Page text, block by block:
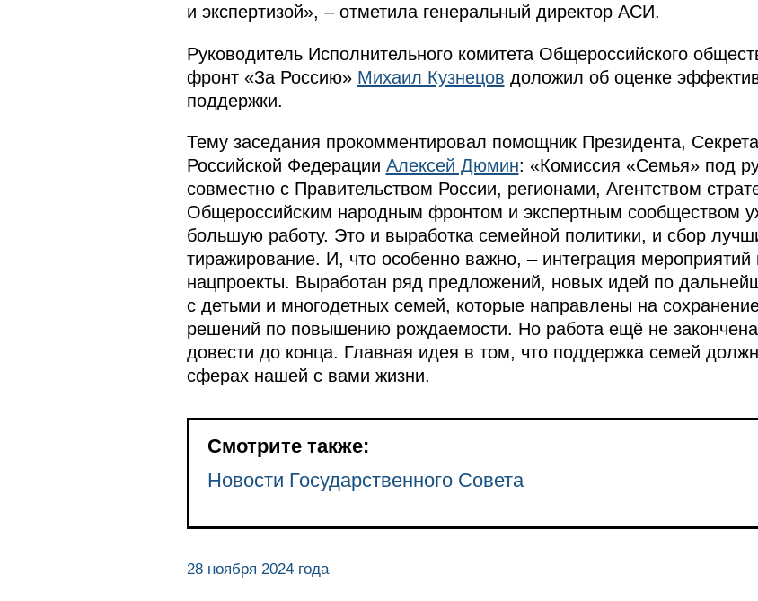
и экспертизой», – отметила генеральный директор АСИ.
Руководитель Исполнительного комитета Общероссийского
фронт «За Россию» Михаил Кузнецов доложил об оценке
поддержки.
Тему заседания прокомментировал помощник Президента,
Российской Федерации Алексей Дюмин: «Комиссия «Семья» под
совместно с Правительством России, регионами, Агентством
Общероссийским народным фронтом и экспертным сообществом
большую работу. Это и выработка семейной политики, и сбор
тиражирование. И, что особенно важно, – интеграция
нацпроекты. Выработан ряд предложений, новых идей по
с детьми и многодетных семей, которые направлены на
решений по повышению рождаемости. Но работа ещё не
довести до конца. Главная идея в том, что поддержка семей
сферах нашей с вами жизни.
Смотрите также:
Новости Государственного Совета
28 ноября 2024 года